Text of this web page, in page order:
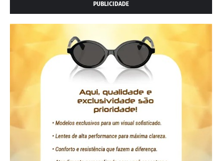
PUBLICIDADE